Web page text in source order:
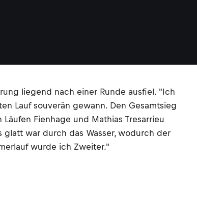
liegend nach einer Runde ausfiel. "Ich
Lauf souverän gewann. Den Gesamtsieg
Fienhage und Mathias Tresarrieu
glatt war durch das Wasser, wodurch der
wurde ich Zweiter."